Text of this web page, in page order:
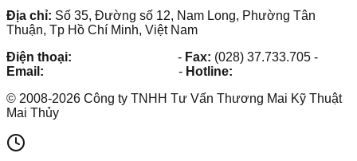
Địa chỉ: Số 35, Đường số 12, Nam Long, Phường Tân
Thuận, Tp Hồ Chí Minh, Việt Nam
Điện thoại:
- Fax: (028) 37.733.705 -
Email:
- Hotline:
© 2008-2026 Công ty TNHH Tư Vấn Thương Mai Kỹ Thuật
Mai Thủy